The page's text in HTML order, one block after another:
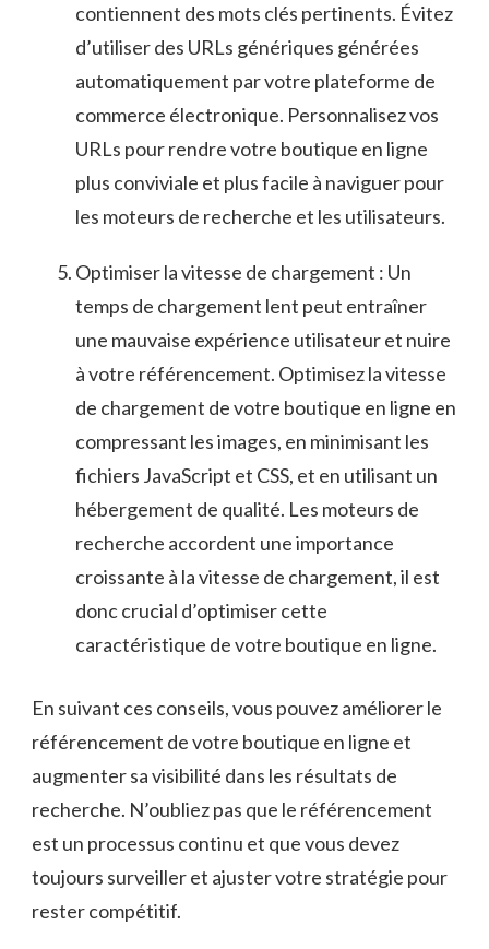
contiennent des​ mots clés pertinents. Évitez
d’utiliser des URLs ​génériques générées‌
automatiquement par votre ​plateforme de
commerce ⁢électronique. Personnalisez vos
‌URLs pour rendre votre⁣ boutique en ⁣ligne
plus conviviale et plus facile ⁢à‍ naviguer pour
les moteurs ‍de recherche et les⁣ utilisateurs.
Optimiser ⁢la vitesse de⁢ chargement : Un⁢
temps de chargement ⁢lent peut entraîner
une mauvaise expérience utilisateur ⁢et nuire⁣
à votre référencement. Optimisez la‍ vitesse
de‍ chargement de votre‌ boutique⁣ en⁣ ligne en
⁢compressant⁤ les images, en minimisant les
fichiers‍ JavaScript et CSS, et en utilisant‌ un
hébergement de⁢ qualité. Les ‌moteurs ⁢de
recherche accordent une importance
croissante⁢ à la vitesse de​ chargement, ‌il est
donc crucial d’optimiser cette
caractéristique de votre boutique‌ en ligne.
En suivant ces conseils, ⁢vous ‍pouvez⁢ améliorer le
référencement de votre boutique en ligne ‌et
augmenter sa visibilité dans les résultats de⁤
recherche. N’oubliez pas⁢ que le référencement
est un processus continu et que ⁣vous ‍devez​
toujours surveiller et‍ ajuster votre stratégie pour⁢
rester‍ compétitif.